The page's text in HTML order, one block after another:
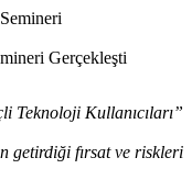
Gerçekleşti
Teknoloji Kullanıcıları”
getirdiği fırsat ve riskleri